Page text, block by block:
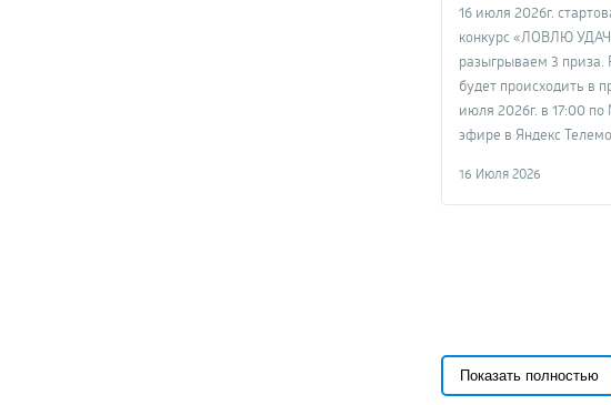
программа.
16 июля 2026г.
конкурс «ЛОВЛЮ
разыгрываем 3
будет происходить в
июля 2026г. в 17:00
эфире в Яндекс
16 Июля 2026
Показать полностью